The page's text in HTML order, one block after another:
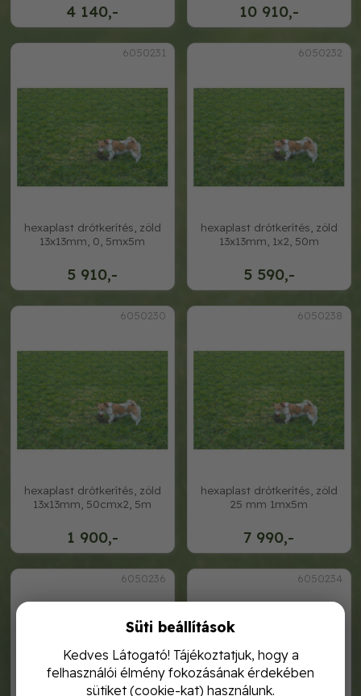
4 140,- 10 910,-
6050231
5 910,-
hexaplast drótkerítés, zöld
13x13mm, 0, 5mx5m
6050232
5 590,-
hexaplast drótkerítés, zöld
13x13mm, 1x2, 50m
6050230
1 900,-
hexaplast drótkerítés, zöld
13x13mm, 50cmx2, 5m
6050238
7 990,-
hexaplast drótkerítés, zöld
25 mm 1mx5m
6050236 6050234
Süti beállítások
Kedves Látogató! Tájékoztatjuk, hogy a
felhasználói élmény fokozásának érdekében
sütiket (cookie-kat) használunk.